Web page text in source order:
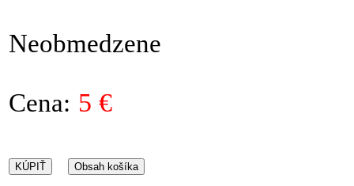
Neobmedzene
Cena: 5 €